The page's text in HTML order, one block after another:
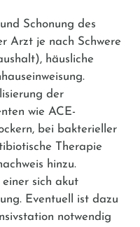
Schonung des
Arzt je nach Schwere
häusliche
der
wie ACE-
bei bakterieller
Therapie
hinzu.
einer sich akut
Eventuell ist dazu
notwendig